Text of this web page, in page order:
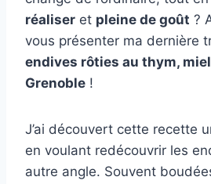
réaliser et pleine de goût ?
vous présenter ma dernière
endives rôties au thym,
Grenoble !
J’ai découvert cette recette
en voulant redécouvrir les
autre angle. Souvent